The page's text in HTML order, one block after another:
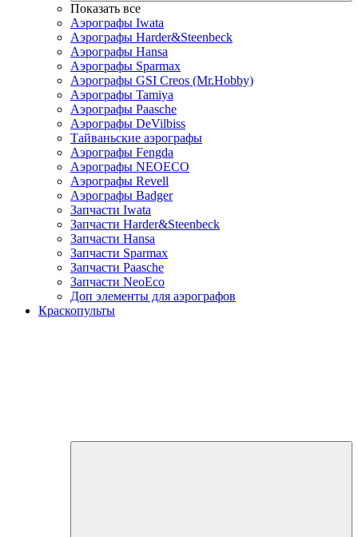
Показать все
Аэрографы Iwata
Аэрографы Harder&Steenbeck
Аэрографы Hansa
Аэрографы Sparmax
Аэрографы GSI Creos (Mr.Hobby)
Аэрографы Tamiya
Аэрографы Paasche
Аэрографы DeVilbiss
Тайваньские аэрографы
Аэрографы Fengda
Аэрографы NEOECO
Аэрографы Revell
Аэрографы Badger
Запчасти Iwata
Запчасти Harder&Steenbeck
Запчасти Hansa
Запчасти Sparmax
Запчасти Paasche
Запчасти NeoEco
Доп элементы для аэрографов
Краскопульты